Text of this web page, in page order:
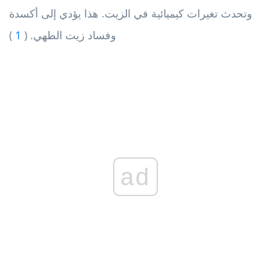
وتحدث تغيرات كيميائية في الزيت. هذا يؤدي إلى أكسدة
وفساد زيت الطهي. ( 1
)
ad